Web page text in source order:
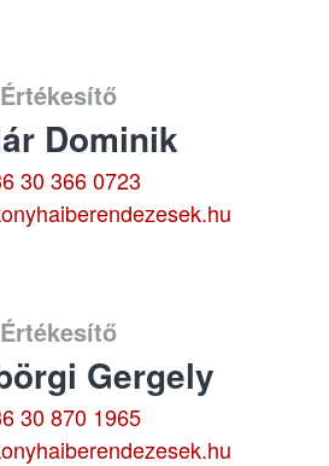
Értékesítő
Dominik
30 366 0723
Értékesítő
Gergely
30 870 1965